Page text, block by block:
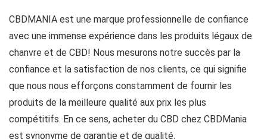
CBDMANIA est une marque professionnelle de confiance
avec une immense expérience dans les produits légaux de
chanvre et de CBD! Nous mesurons notre succès par la
confiance et la satisfaction de nos clients, ce qui signifie
que nous nous efforçons constamment de fournir les
produits de la meilleure qualité aux prix les plus
compétitifs. En ce sens, acheter du CBD chez CBDMania
est synonyme de garantie et de qualité.